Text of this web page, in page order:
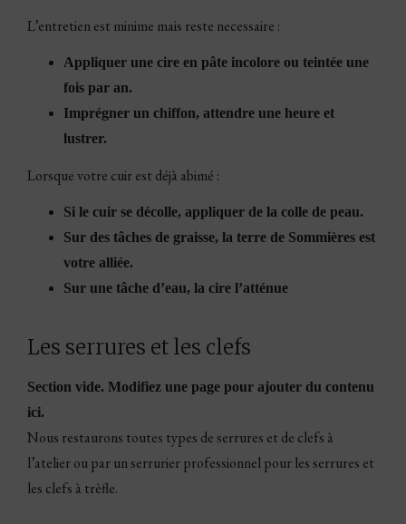
L’entretien est minime mais reste necessaire :
Appliquer une cire en pâte incolore ou teintée une
fois par an.
Imprégner un chiffon, attendre une heure et
lustrer.
Lorsque votre cuir est déjà abimé :
Si le cuir se décolle, appliquer de la colle de peau.
Sur des tâches de graisse, la terre de Sommières est
votre alliée.
Sur une tâche d’eau, la cire l’atténue
Les serrures et les clefs
Section vide. Modifiez une page pour ajouter du contenu
ici.
Nous restaurons toutes types de serrures et de clefs à
l’atelier ou par un serrurier professionnel pour les serrures et
les clefs à trèfle.